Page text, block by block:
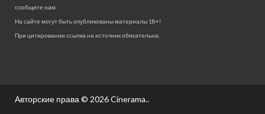
сообщите нам.
На сайте могут быть опубликованы материалы 18+!
При цитировании ссылка на источник обязательна.
Авторские права © 2026Cinerama..